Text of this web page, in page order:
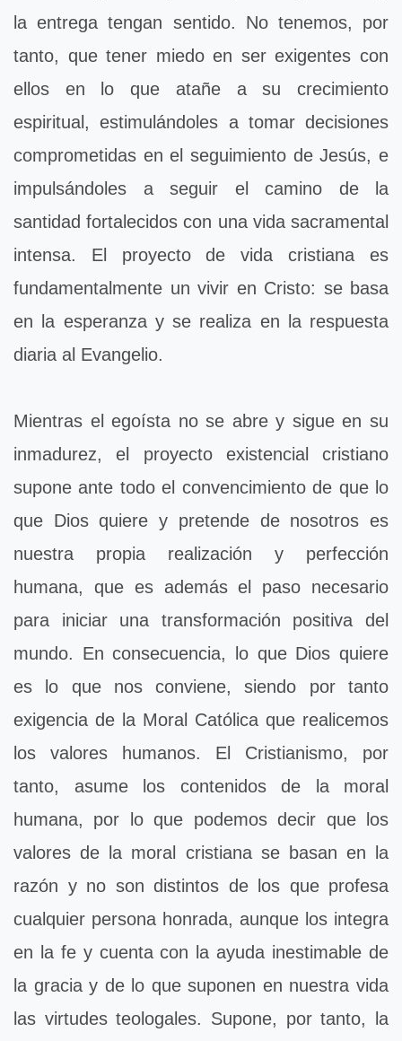
la entrega tengan sentido. No tenemos, por
tanto, que tener miedo en ser exigentes con
ellos en lo que atañe a su crecimiento
espiritual, estimulándoles a tomar decisiones
comprometidas en el seguimiento de Jesús, e
impulsándoles a seguir el camino de la
santidad fortalecidos con una vida sacramental
intensa. El proyecto de vida cristiana es
fundamentalmente un vivir en Cristo: se basa
en la esperanza y se realiza en la respuesta
diaria al Evangelio.
Mientras el egoísta no se abre y sigue en su
inmadurez, el proyecto existencial cristiano
supone ante todo el convencimiento de que lo
que Dios quiere y pretende de nosotros es
nuestra propia realización y perfección
humana, que es además el paso necesario
para iniciar una transformación positiva del
mundo. En consecuencia, lo que Dios quiere
es lo que nos conviene, siendo por tanto
exigencia de la Moral Católica que realicemos
los valores humanos. El Cristianismo, por
tanto, asume los contenidos de la moral
humana, por lo que podemos decir que los
valores de la moral cristiana se basan en la
razón y no son distintos de los que profesa
cualquier persona honrada, aunque los integra
en la fe y cuenta con la ayuda inestimable de
la gracia y de lo que suponen en nuestra vida
las virtudes teologales. Supone, por tanto, la